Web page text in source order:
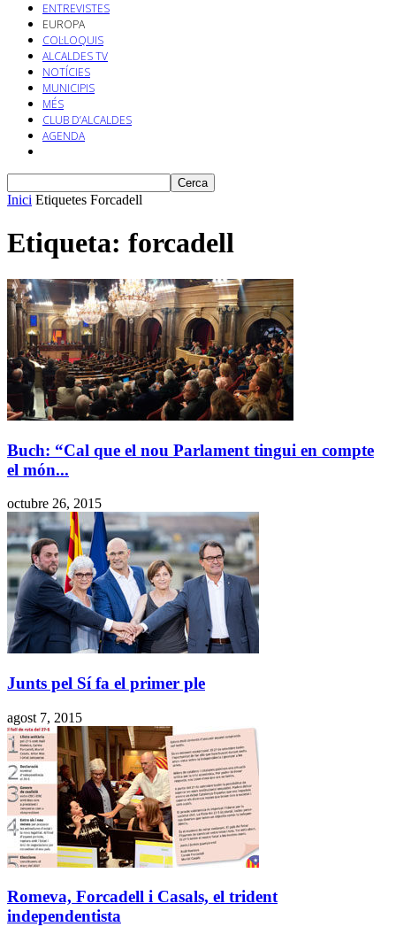
ENTREVISTES
EUROPA
COL·LOQUIS
ALCALDES TV
NOTÍCIES
MUNICIPIS
MÉS
CLUB D’ALCALDES
AGENDA
Inici Etiquetes Forcadell
Etiqueta: forcadell
Buch: “Cal que el nou Parlament tingui en compte
el món...
octubre 26, 2015
Junts pel Sí fa el primer ple
agost 7, 2015
Romeva, Forcadell i Casals, el trident
independentista